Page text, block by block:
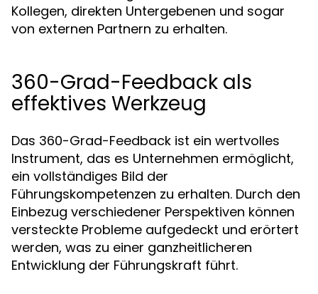
Kollegen, direkten Untergebenen und sogar
von externen Partnern zu erhalten.
360-Grad-Feedback als
effektives Werkzeug
Das 360-Grad-Feedback ist ein wertvolles
Instrument, das es Unternehmen ermöglicht,
ein vollständiges Bild der
Führungskompetenzen zu erhalten. Durch den
Einbezug verschiedener Perspektiven können
versteckte Probleme aufgedeckt und erörtert
werden, was zu einer ganzheitlicheren
Entwicklung der Führungskraft führt.